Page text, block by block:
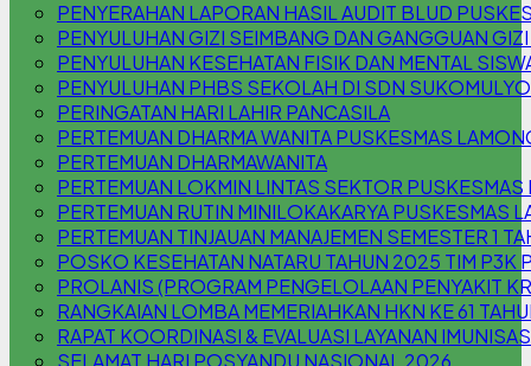
PENYERAHAN LAPORAN HASIL AUDIT BLUD
PENYULUHAN GIZI SEIMBANG DAN GANGGUAN
PENYULUHAN KESEHATAN FISIK DAN MENTAL
PENYULUHAN PHBS SEKOLAH DI SDN
PERINGATAN HARI LAHIR PANCASILA
PERTEMUAN DHARMA WANITA PUSKESMAS
PERTEMUAN DHARMAWANITA
PERTEMUAN LOKMIN LINTAS SEKTOR
PERTEMUAN RUTIN MINILOKAKARYA PUSKESMAS
PERTEMUAN TINJAUAN MANAJEMEN SEMESTER 1
POSKO KESEHATAN NATARU TAHUN 2025 TIM P3K
PROLANIS (PROGRAM PENGELOLAAN PENYAKIT
RANGKAIAN LOMBA MEMERIAHKAN HKN KE 61
RAPAT KOORDINASI & EVALUASI LAYANAN
SELAMAT HARI POSYANDU NASIONAL 2026